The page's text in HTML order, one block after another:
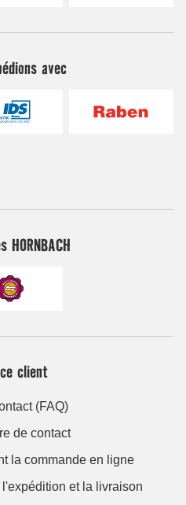
avec
HORNBACH
client
(FAQ)
de contact
la commande en ligne
et la livraison